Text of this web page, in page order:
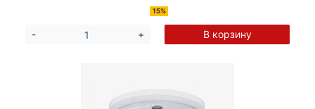
15%
- + В корзину